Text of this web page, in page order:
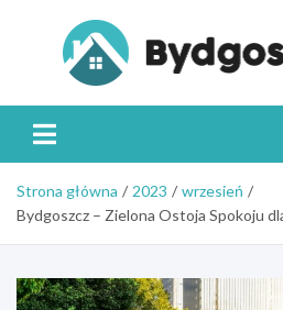
Strona główna 2023
wrzesień
Bydgoszcz – Zielona Ostoja Spokoju